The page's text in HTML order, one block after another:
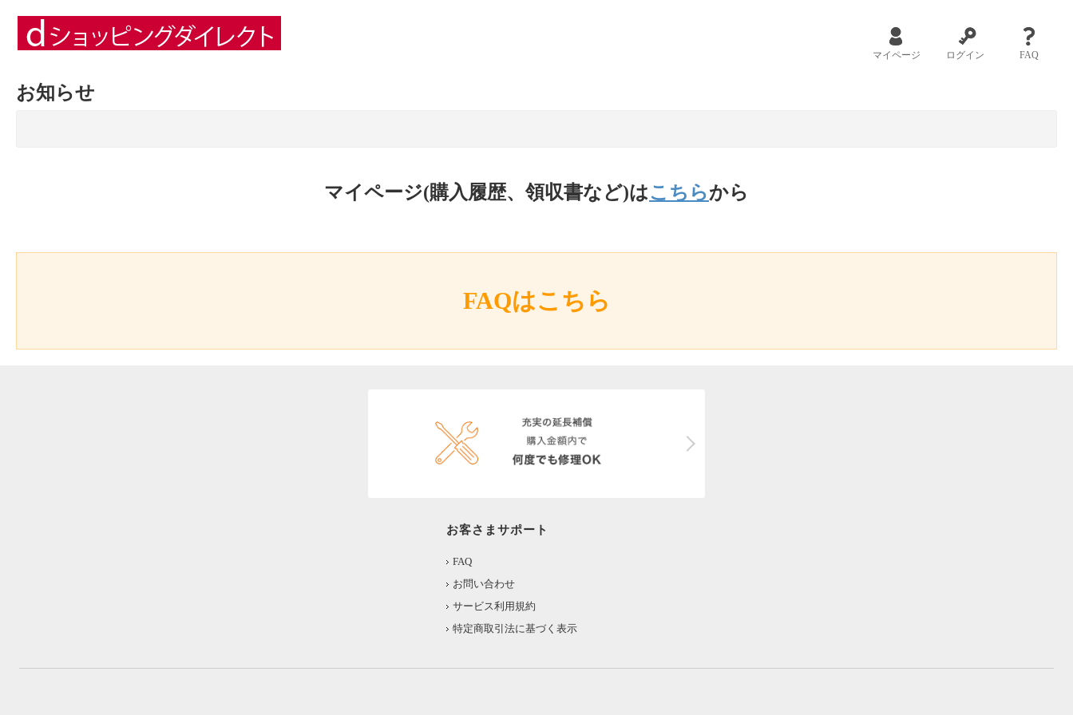
マイページ ログイン FAQ
お知らせ
マイページ(購入履歴、領収書など)はこちらから
FAQはこちら
お客さまサポート
FAQ
お問い合わせ
サービス利用規約
特定商取引法に基づく表示